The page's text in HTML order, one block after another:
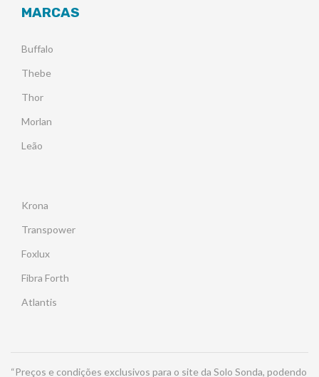
MARCAS
Buffalo
Thebe
Thor
Morlan
Leão
Krona
Transpower
Foxlux
Fibra Forth
Atlantis
“Preços e condições exclusivos para o site da Solo Sonda, podendo